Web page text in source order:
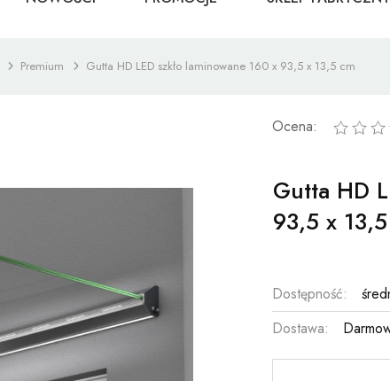
Premium Gutta HD LED szkło laminowane 160 x 93,5 x 13,5 cm
Gutta HD
93,5 x
Dostępność:
Dostawa:
Ocena: